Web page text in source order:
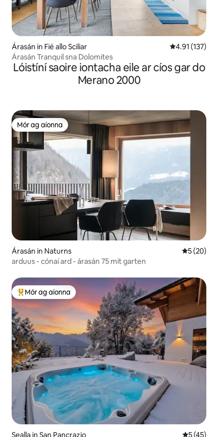
Árasán in Fié allo Sciliar Meánrátáil
4.91 (137)
Árasán Tranquil sna Dolomites
Lóistíní saoire iontacha eile ar cíos gar do
Merano 2000
Mór ag aíonna
Mór ag aíonna
Árasán in Naturns
5 (20)
arduus - cónaí ard - árasán 75 mit garten
An-mhór ag aíonna
Mór ag aíonna
Sealla in San Pancrazio
5 (45)